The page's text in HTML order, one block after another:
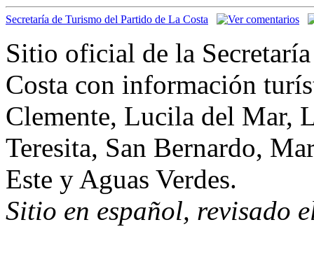
Secretaría de Turismo del Partido de La Costa
Sitio oficial de la
Costa con información
Clemente, Lucila del Mar,
Teresita, San Bernardo,
Este y Aguas Verdes.
Sitio en español, revisado